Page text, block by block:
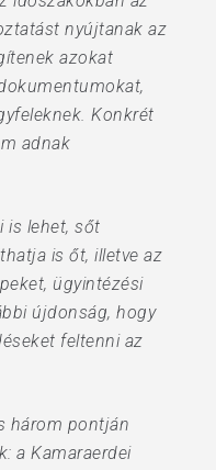
nyújtanak az
azokat
Konkrét
adnak
is lehet, sőt
is őt, illetve az
ügyintézési
újdonság, hogy
feltenni az
három pontján
a Kamaraerdei